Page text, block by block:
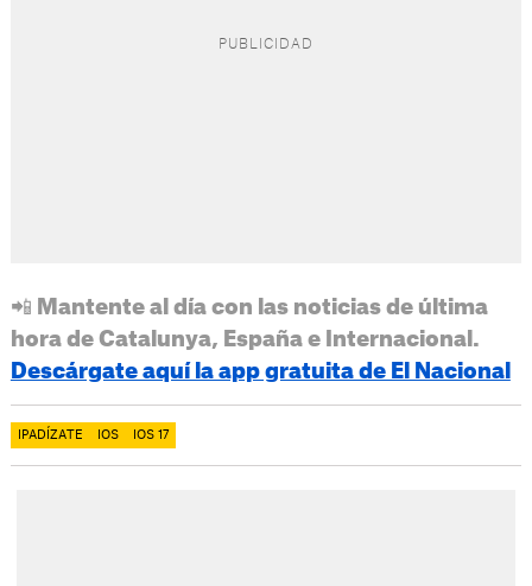
📲 Mantente al día con las noticias de última
hora de Catalunya, España e Internacional.
Descárgate aquí la app gratuita de El Nacional
IPADÍZATE IOS IOS 17